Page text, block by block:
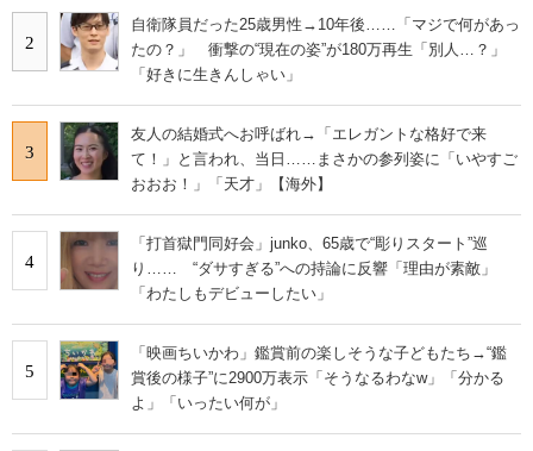
2
自衛隊員だった25歳男性→10年後……「マジで何があっ
たの？」 衝撃の“現在の姿”が180万再生「別人…？」
「好きに生きんしゃい」
3
友人の結婚式へお呼ばれ→「エレガントな格好で来
て！」と言われ、当日……まさかの参列姿に「いやすご
おおお！」「天才」【海外】
4
「打首獄門同好会」junko、65歳で“彫りスタート”巡
り…… “ダサすぎる”への持論に反響「理由が素敵」
「わたしもデビューしたい」
5
「映画ちいかわ」鑑賞前の楽しそうな子どもたち→“鑑
賞後の様子”に2900万表示「そうなるわなw」「分かる
よ」「いったい何が」